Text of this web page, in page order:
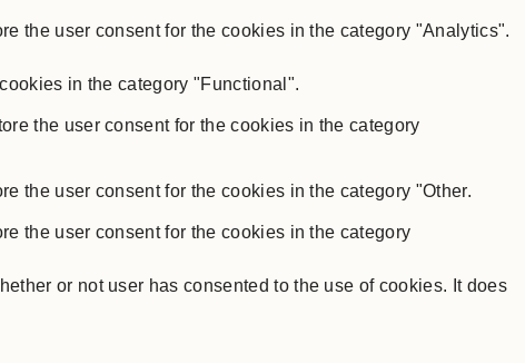
the user consent for the cookies in the category "Analytics".
in the category "Functional".
the user consent for the cookies in the category
the user consent for the cookies in the category "Other.
the user consent for the cookies in the category
or not user has consented to the use of cookies. It does